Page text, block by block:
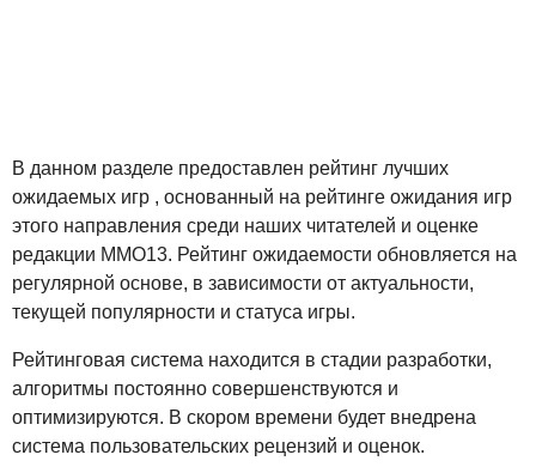
В данном разделе предоставлен рейтинг лучших
ожидаемых игр , основанный на рейтинге ожидания игр
этого направления среди наших читателей и оценке
редакции MMO13. Рейтинг ожидаемости обновляется на
регулярной основе, в зависимости от актуальности,
текущей популярности и статуса игры.
Рейтинговая система находится в стадии разработки,
алгоритмы постоянно совершенствуются и
оптимизируются. В скором времени будет внедрена
система пользовательских рецензий и оценок.